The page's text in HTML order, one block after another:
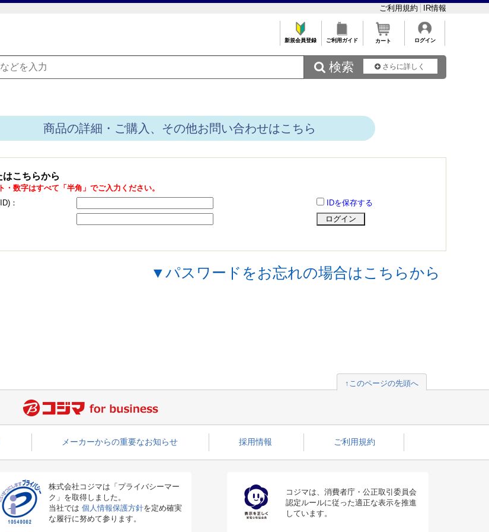
ご利用規約 IR情報
新規会員登録 ご利用ガイド カート ログイン
 検索 さらに詳しく
商品の詳細・ご購入、その他お問い合わせはこちら
こちらから
数字はすべて「半角」でご入力ください。
：
IDを保存する
▼パスワードをお忘れの場合はこちらから
↑このページの先頭へ
メーカーからの重要なお知らせ 採用情報 ご利用規約
株式会社コジマは「プライバシーマー
ク」を取得しました。
当社では 個人情報保護方針を定め確実
な履行に努めて参ります。
コジマは、消費者庁・公正取引委員会
認定ルールに従った適正な表示を推進
しています。